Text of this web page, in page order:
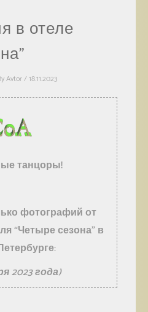
в отеле
Avtor/18.11.2023
танцоры!
фотографий от
“Четыре сезона” в
2023 года)